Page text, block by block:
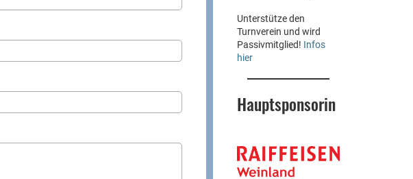
Unterstütze den
Turnverein und wird
Passivmitglied! Infos
hier
Hauptsponsorin